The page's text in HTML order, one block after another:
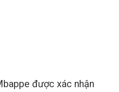
được xác nhận